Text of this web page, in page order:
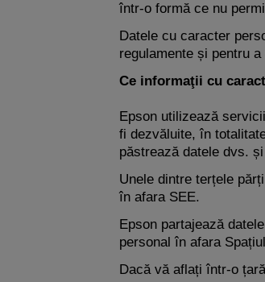
într-o formă ce nu
Datele cu caracter
regulamente și pentru
Ce informaţii cu
Epson utilizează
fi dezvăluite, în
păstrează datele dvs.
Unele dintre terțele
în afara SEE.
Epson partajează
personal în afara
Dacă vă aflați într-o